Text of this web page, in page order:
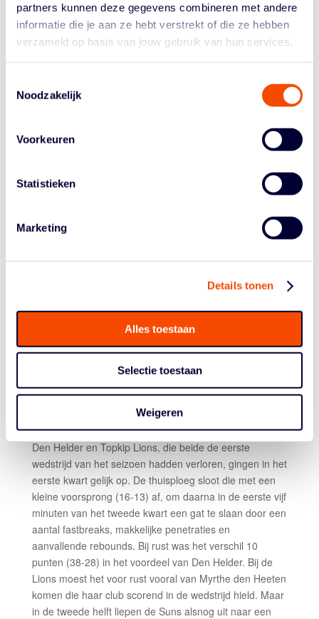
partners kunnen deze gegevens combineren met andere
informatie die je aan ze hebt verstrekt of die ze hebben
verzameld op basis van jouw gebruik van hun services.
Noodzakelijk
Voorkeuren
Statistieken
Marketing
Details tonen
Alles toestaan
Selectie toestaan
Weigeren
probeerde in de slotfase met een press nog het tij te
keren, maar tevergeefs.
"Eind derde kwart en begin vierde kwart hebben we de
assistent-coach van Jolly Jumpers. "We moeten werken
aan een constante focus, zodat we nog stabieler gaan
Verdedigend moeten we dingen sneller herkennen en
Remy de Wit: "We speelde verdedigend een goede
driepunters. Dat kan de volgende wedstrijden alleen
maar beter gaan. We brengen momenteel veel
we en dat is wat telt richting de wedstrijd van komende
Topscorers Binnenland:Marlou de Kleijn 17 punten, 9
rebounds en 4 assists; Jamailah Adams 18 punten en
en 4 rebounds; Anke Rikhof 10 punten en 9 rebounds.
DEN HELDER SUNS – TOPKIP LIONS 78-65
Den Helder en Topkip Lions, die beide de eerste
wedstrijd van het seizoen hadden verloren, gingen in het
eerste kwart gelijk op. De thuisploeg sloot die met een
kleine voorsprong (16-13) af, om daarna in de eerste vijf
minuten van het tweede kwart een gat te slaan door een
aantal fastbreaks, makkelijke penetraties en
aanvallende rebounds. Bij rust was het verschil 10
punten (38-28) in het voordeel van Den Helder. Bij de
Lions moest het voor rust vooral van Myrthe den Heeten
komen die haar club scorend in de wedstrijd hield. Maar
in de tweede helft liepen de Suns alsnog uit naar een